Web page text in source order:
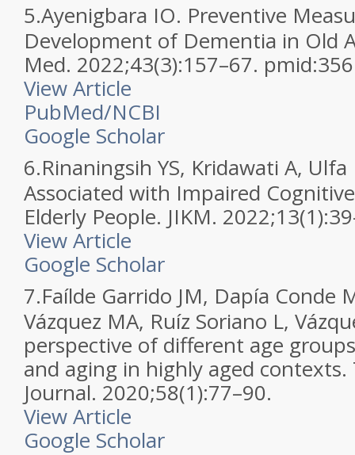
5.Ayenigbara IO. Preventive
Development of Dementia in Old
Med. 2022;43(3):157–67.
View Article
PubMed/NCBI
Google Scholar
6.Rinaningsih YS, Kridawati A, Ulfa
Associated with Impaired
Elderly People. JIKM.
View Article
Google Scholar
7.Faílde Garrido JM, Dapía Conde
Vázquez MA, Ruíz Soriano L,
perspective of different age
and aging in highly aged contexts.
Journal. 2020;58(1):77–90.
View Article
Google Scholar